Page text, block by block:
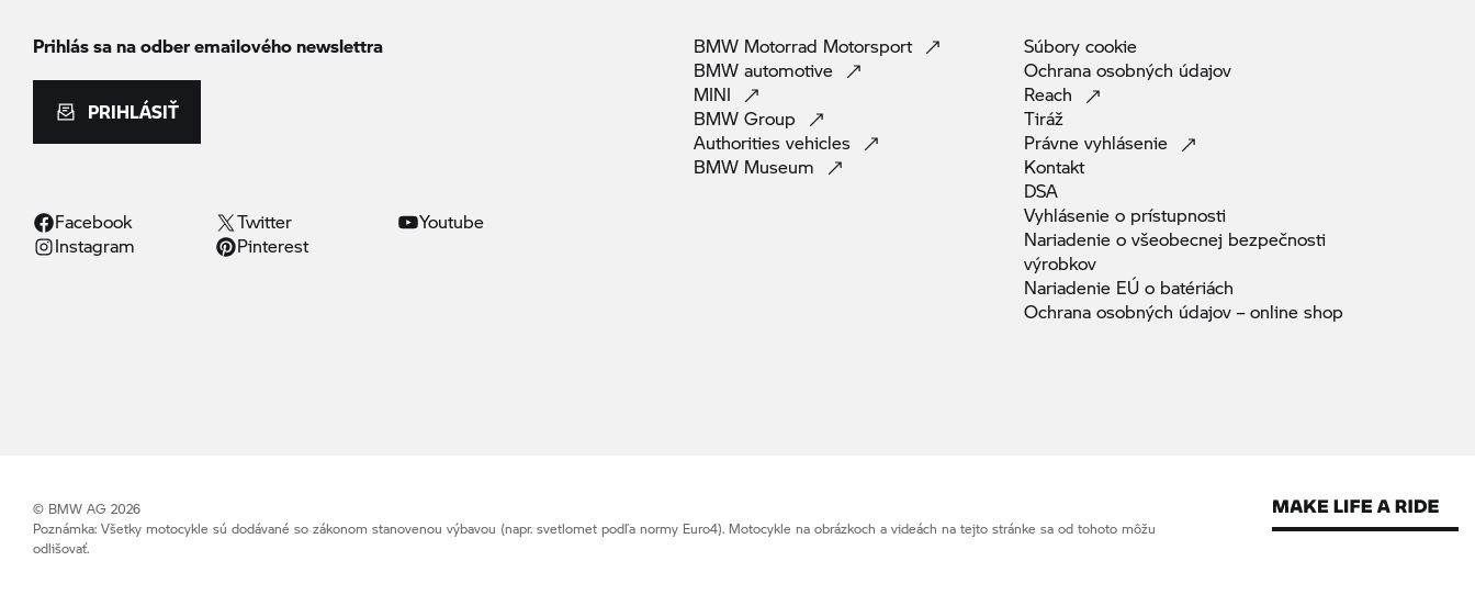
Prihlás sa na odber emailového newslettra
PRIHLÁSIŤ
Facebook Twitter
Youtube
Instagram
Pinterest
BMW Motorrad Motorsport
BMW automotive
MINI
BMW Group
Authorities vehicles
BMW Museum
Súbory cookie
Ochrana osobných údajov
Reach
Tiráž
Právne vyhlásenie
Kontakt
DSA
Vyhlásenie o prístupnosti
Nariadenie o všeobecnej bezpečnosti
výrobkov
Nariadenie EÚ o batériách
Ochrana osobných údajov – online shop
© BMW AG 2026
Poznámka: Všetky motocykle sú dodávané so zákonom stanovenou výbavou (napr. svetlomet podľa normy Euro4). Motocykle na obrázkoch a videách na tejto stránke sa od tohoto môžu
odlišovať.